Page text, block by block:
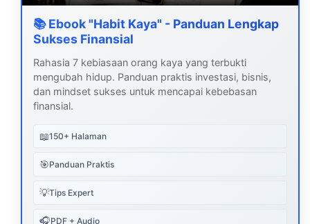
📚 Ebook "Habit Kaya" - Panduan Lengkap
Sukses Finansial
Rahasia 7 kebiasaan orang kaya yang terbukti
mengubah hidup. Panduan praktis investasi, bisnis,
dan mindset sukses untuk mencapai kebebasan
finansial.
📖150+ Halaman
🎯Panduan Praktis
💡Tips Expert
🎧PDF + Audio